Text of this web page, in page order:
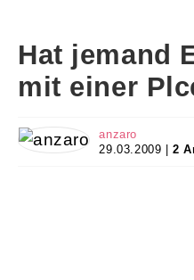
Hat jemand
mit einer
anzaro
29.03.2009 | 2
Forum